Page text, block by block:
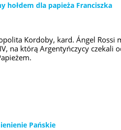
hołdem dla papieża Franciszka
Kordoby, kard. Ángel Rossi
na którą Argentyńczycy czekali
Pańskie